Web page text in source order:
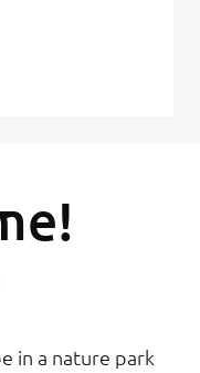
in a nature park